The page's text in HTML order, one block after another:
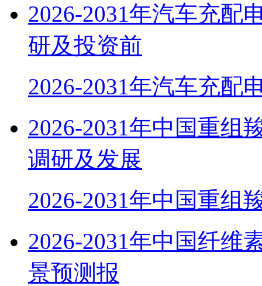
2026-2031年汽车充配
研及投资前
2026-2031年汽车充配
2026-2031年中国重组
调研及发展
2026-2031年中国重组
2026-2031年中国纤维
景预测报